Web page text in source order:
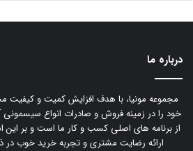
درباره ما
مجموعه مونیا، با هدف افزایش کمیت و کیفیت
خود را در زمینه فروش و صادرات انواع
از برنامه های اصلی کسب و کار ما است و بر
ارائه رضایت مشتری و تجربه خرید خوب